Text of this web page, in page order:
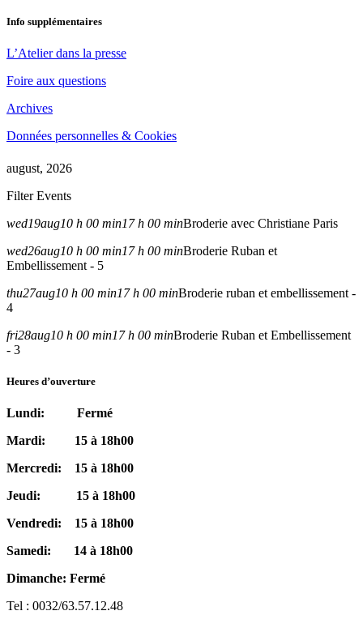
Info supplémentaires
L’Atelier dans la presse
Foire aux questions
Archives
Données personnelles & Cookies
august, 2026
Filter Events
wed19aug10 h 00 min17 h 00 minBroderie avec Christiane Paris
wed26aug10 h 00 min17 h 00 minBroderie Ruban et
Embellissement - 5
thu27aug10 h 00 min17 h 00 minBroderie ruban et embellissement -
4
fri28aug10 h 00 min17 h 00 minBroderie Ruban et Embellissement
- 3
Heures d’ouverture
Lundi: Fermé
Mardi: 15 à 18h00
Mercredi: 15 à 18h00
Jeudi: 15 à 18h00
Vendredi: 15 à 18h00
Samedi: 14 à 18h00
Dimanche: Fermé
Tel : 0032/63.57.12.48